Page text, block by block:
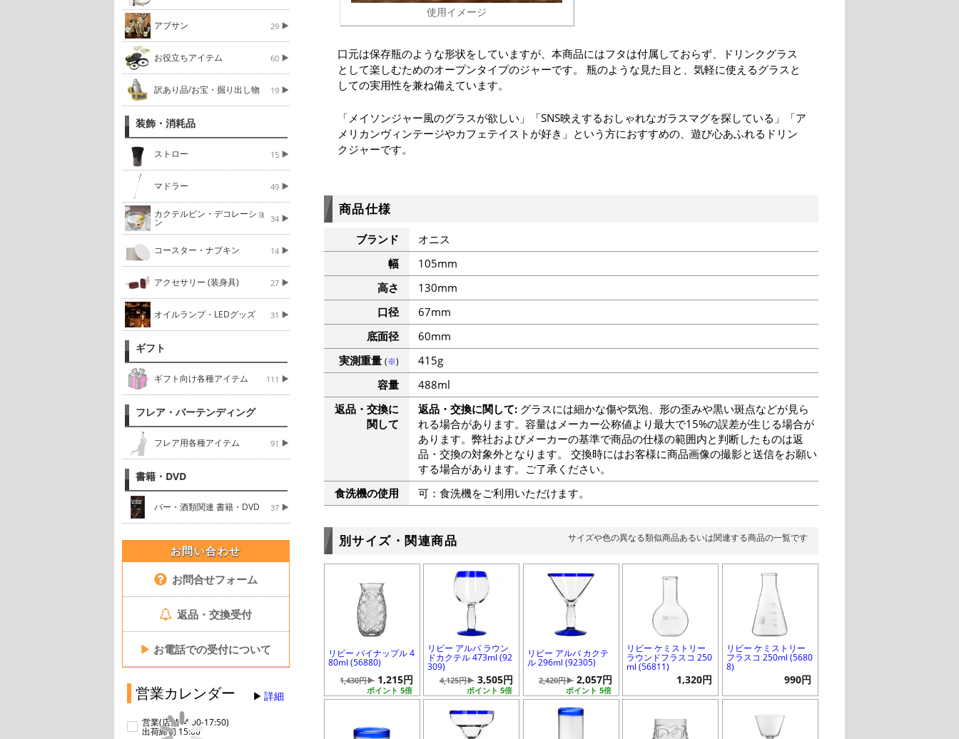
アブサン 29
お役立ちアイテム 60
訳あり品/お宝・掘り出し物 19
装飾・消耗品
ストロー 15
マドラー 49
カクテルピン・デコレーショ
ン 34
コースター・ナプキン 14
アクセサリー (装身具) 27
オイルランプ・LEDグッズ 31
ギフト
ギフト向け各種アイテム 111
フレア・バーテンディング
フレア用各種アイテム 91
書籍・DVD
バー・酒類関連 書籍・DVD 37
お問い合わせ
お問合せフォーム
返品・交換受付
▶ お電話での受付について
営業カレンダー 詳細
営業(店舗14:00-17:50)
出荷締切 15:00
使用イメージ
口元は保存瓶のような形状をしていますが、本商品にはフタは付属しておらず、ドリンクグラス
として楽しむためのオープンタイプのジャーです。 瓶のような見た目と、気軽に使えるグラスと
しての実用性を兼ね備えています。
「メイソンジャー風のグラスが欲しい」「SNS映えするおしゃれなガラスマグを探している」「ア
メリカンヴィンテージやカフェテイストが好き」という方におすすめの、遊び心あふれるドリン
クジャーです。
商品仕様
ブランド
オニス
幅
105mm
高さ
130mm
口径
67mm
底面径
60mm
実測重量 (※)
415g
容量
488ml
返品・交換に
関して
返品・交換に関して:グラスには細かな傷や気泡、形の歪みや黒い斑点などが見ら
れる場合があります。容量はメーカー公称値より最大で15%の誤差が生じる場合が
あります。弊社およびメーカーの基準で商品の仕様の範囲内と判断したものは返
品・交換の対象外となります。 交換時にはお客様に商品画像の撮影と送信をお願い
する場合があります。ご了承ください。
食洗機の使用
可：食洗機をご利用いただけます。
別サイズ・関連商品 サイズや色の異なる類似商品あるいは関連する商品の一覧です
リビー パイナップル 4
80ml (56880)
ポイント 5倍
1,430円▶ 1,215円
リビー アルバ ラウン
ドカクテル 473ml (92
309)
ポイント 5倍
4,125円▶ 3,505円
リビー アルバ カクテ
ル 296ml (92305)
ポイント 5倍
2,420円▶ 2,057円
リビー ケミストリー
ラウンドフラスコ 250
ml (56811)
1,320円
リビー ケミストリー
フラスコ 250ml (5680
8)
990円